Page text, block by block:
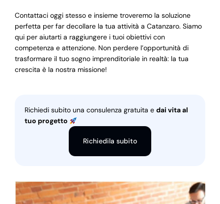
Contattaci oggi stesso e insieme troveremo la soluzione
perfetta per far decollare la tua attività a Catanzaro. Siamo
qui per aiutarti a raggiungere i tuoi obiettivi con
competenza e attenzione. Non perdere l’opportunità di
trasformare il tuo sogno imprenditoriale in realtà: la tua
crescita è la nostra missione!
Richiedi subito una consulenza gratuita e dai vita al
tuo progetto
Richiedila subito